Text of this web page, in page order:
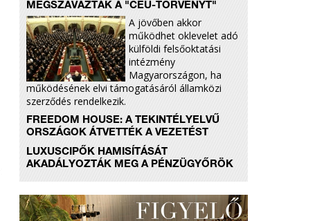
MEGSZAVAZTÁK A "CEU-TÖRVÉNYT"
A jövőben akkor
működhet oklevelet adó
külföldi felsőoktatási
intézmény
Magyarországon, ha
működésének elvi támogatásáról államközi
szerződés rendelkezik.
FREEDOM HOUSE: A TEKINTÉLYELVŰ
ORSZÁGOK ÁTVETTÉK A VEZETÉST
LUXUSCIPŐK HAMISÍTÁSÁT
AKADÁLYOZTÁK MEG A PÉNZÜGYŐRÖK